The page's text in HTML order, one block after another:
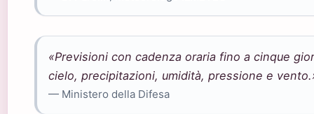
«Previsioni con cadenza oraria fino a cinque
cielo, precipitazioni, umidità, pressione e
— Ministero della Difesa